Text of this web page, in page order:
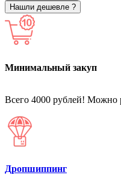
Нашли дешевле ?
Минимальный закуп
Всего 4000 рублей! Можно
Дропшиппинг